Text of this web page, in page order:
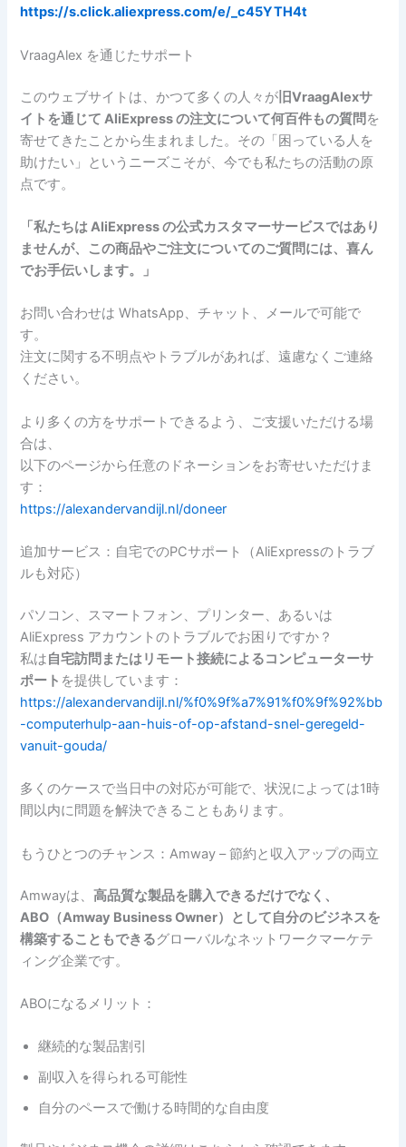
https://s.click.aliexpress.com/e/_c45YTH4t
VraagAlex を通じたサポート
このウェブサイトは、かつて多くの人々が 旧VraagAlexサ
イトを通じて AliExpress の注文について何百件もの質問 を
寄せてきたことから生まれました。その「困っている人を
助けたい」というニーズこそが、今でも私たちの活動の原
点です。
「私たちは AliExpress の公式カスタマーサービスではあり
ませんが、この商品やご注文についてのご質問には、喜ん
でお手伝いします。」
お問い合わせは WhatsApp、チャット、メールで可能で
す。
注文に関する不明点やトラブルがあれば、遠慮なくご連絡
ください。
より多くの方をサポートできるよう、ご支援いただける場
合は、
以下のページから任意のドネーションをお寄せいただけま
す：
https://alexandervandijl.nl/doneer
追加サービス：自宅でのPCサポート（AliExpressのトラブ
ルも対応）
パソコン、スマートフォン、プリンター、あるいは
AliExpress アカウントのトラブルでお困りですか？
私は自宅訪問またはリモート接続によるコンピューターサ
ポート を提供しています：
https://alexandervandijl.nl/%f0%9f%a7%91%f0%9f%92%bb
-computerhulp-aan-huis-of-op-afstand-snel-geregeld-
vanuit-gouda/
多くのケースで当日中の対応が可能で、状況によっては1時
間以内に問題を解決できることもあります。
もうひとつのチャンス：Amway – 節約と収入アップの両立
Amwayは、高品質な製品を購入できるだけでなく、
ABO（Amway Business Owner）として自分のビジネスを
構築することもできるグローバルなネットワークマーケテ
ィング企業です。
ABOになるメリット：
継続的な製品割引
副収入を得られる可能性
自分のペースで働ける時間的な自由度